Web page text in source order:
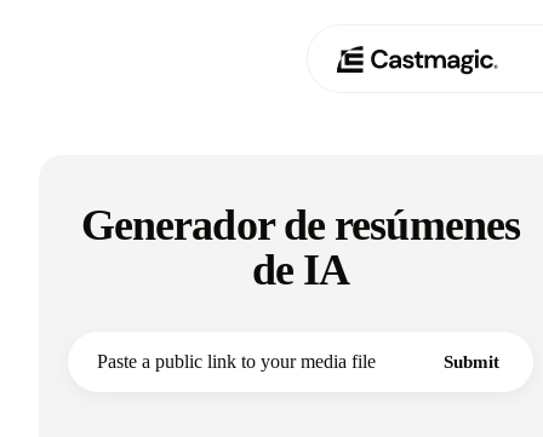
Casos de uso
Acerca de nosotros
Generador de resúmenes
de IA
Submit